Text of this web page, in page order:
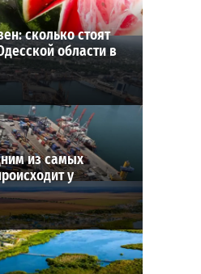
сколько стоят
области в
из самых
у